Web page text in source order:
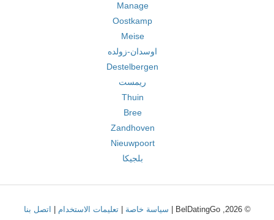
Manage
Oostkamp
Meise
اوسدان-زولده
Destelbergen
ريمست
Thuin
Bree
Zandhoven
Nieuwpoort
بلجيكا
© 2026, BelDatingGo | سياسة خاصة |تعليمات الاستخدام اتصل بنا